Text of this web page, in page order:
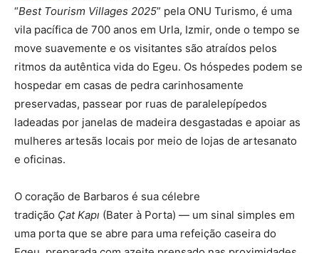
“Best Tourism Villages 2025” pela ONU Turismo, é uma
vila pacífica de 700 anos em Urla, Izmir, onde o tempo se
move suavemente e os visitantes são atraídos pelos
ritmos da autêntica vida do Egeu. Os hóspedes podem se
hospedar em casas de pedra carinhosamente
preservadas, passear por ruas de paralelepípedos
ladeadas por janelas de madeira desgastadas e apoiar as
mulheres artesãs locais por meio de lojas de artesanato
e oficinas.
O coração de Barbaros é sua célebre
tradição Çat Kapı (Bater à Porta) — um sinal simples em
uma porta que se abre para uma refeição caseira do